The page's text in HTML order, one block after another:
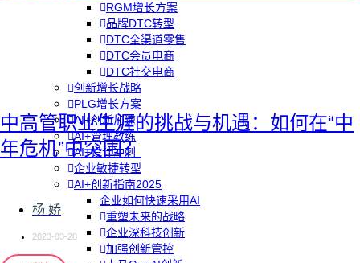
RGM增长方案
品牌DTC转型
DTC全渠道零售
DTC会员电商
DTC社交电商
创新增长战略
PLG增长方案
AI+创新加速
AI+管理教练
AI+设计冲刺
企业敏捷转型
AI+创新指南2025
企业如何快速采用AI
重塑未来的战略
企业深科技创新
加强创新管控
中高管职业生涯的挑战与机遇：如何在“中
年危机”中突围？
杨 娇
2023-03-28